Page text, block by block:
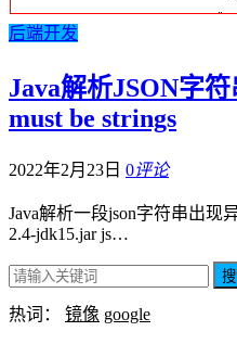
后端开发
Java解析JSON字
must be strings
2022年2月23日 0评论
Java解析一段json字符串出现
2.4-jdk15.jar js…
热词： 镜像 google